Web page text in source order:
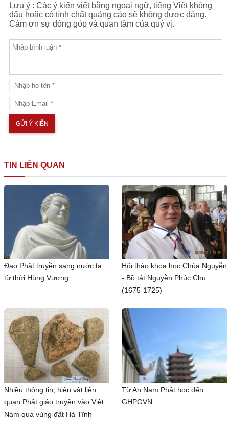
Lưu ý : Các ý kiến viết bằng ngoại ngữ, tiếng Việt không
dấu hoặc có tính chất quảng cáo sẽ không được đăng.
Cám ơn sự đóng góp và quan tâm của quý vị.
TIN LIÊN QUAN
Đạo Phật truyền sang nước ta
từ thời Hùng Vương
Hội thảo khoa học Chúa Nguyễn
- Bồ tát Nguyễn Phúc Chu
(1675-1725)
Nhiều thông tin, hiện vật liên
quan Phật giáo truyền vào Việt
Nam qua vùng đất Hà Tĩnh
Từ An Nam Phật học đến
GHPGVN